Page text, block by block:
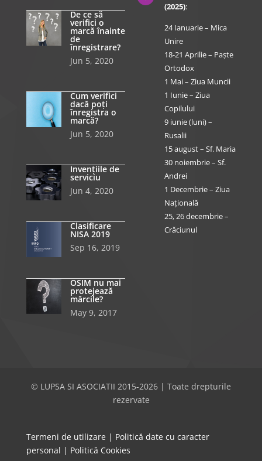
De ce să
verifici o
marcă înainte
de
înregistrare?
Jun 5, 2020
Cum verifici
dacă poți
înregistra o
marcă?
Jun 5, 2020
Invențiile de
serviciu
Jun 4, 2020
Clasificare
NISA 2019
Sep 16, 2019
OSIM nu mai
protejează
mărcile?
May 9, 2017
(2025):
24 Ianuarie – Mica
Unire
18-21 Aprilie – Paște
Ortodox
1 Mai – Ziua Muncii
1 Iunie – Ziua
Copilului
9 iunie (luni) –
Rusalii
15 august – Sf. Maria
30 noiembrie – Sf.
Andrei
1 Decembrie – Ziua
Națională
25, 26 decembrie –
Crăciunul
© LUPSA SI ASOCIATII 2015-2026 | Toate drepturile
rezervate
Termeni de utilizare | Politică date cu caracter
personal | Politică Cookies